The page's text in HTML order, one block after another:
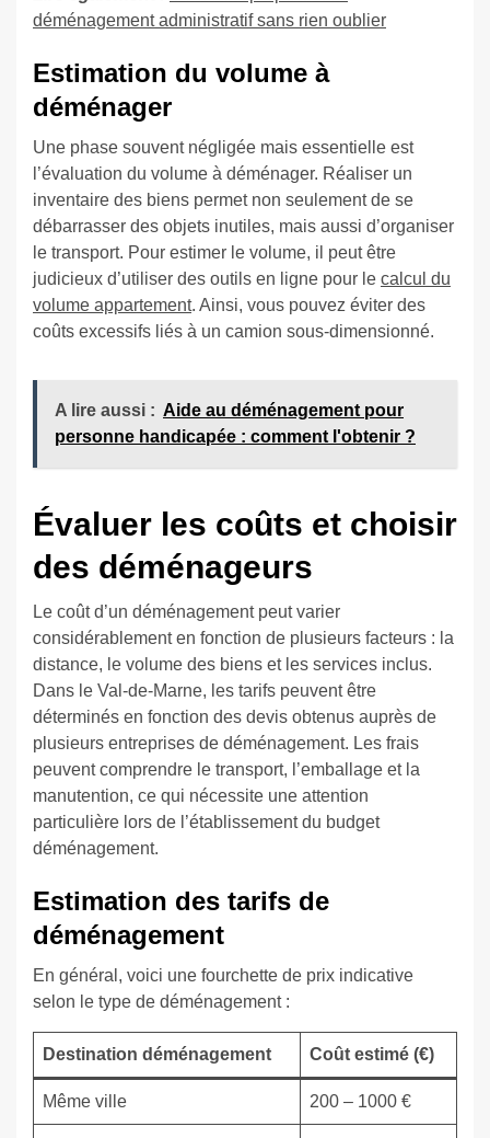
déménagement administratif sans rien oublier
Estimation du volume à
déménager
Une phase souvent négligée mais essentielle est
l’évaluation du volume à déménager. Réaliser un
inventaire des biens permet non seulement de se
débarrasser des objets inutiles, mais aussi d’organiser
le transport. Pour estimer le volume, il peut être
judicieux d’utiliser des outils en ligne pour le calcul du
volume appartement. Ainsi, vous pouvez éviter des
coûts excessifs liés à un camion sous-dimensionné.
A lire aussi : Aide au déménagement pour
personne handicapée : comment l'obtenir ?
Évaluer les coûts et choisir
des déménageurs
Le coût d’un déménagement peut varier
considérablement en fonction de plusieurs facteurs : la
distance, le volume des biens et les services inclus.
Dans le Val-de-Marne, les tarifs peuvent être
déterminés en fonction des devis obtenus auprès de
plusieurs entreprises de déménagement. Les frais
peuvent comprendre le transport, l’emballage et la
manutention, ce qui nécessite une attention
particulière lors de l’établissement du budget
déménagement.
Estimation des tarifs de
déménagement
En général, voici une fourchette de prix indicative
selon le type de déménagement :
Destination déménagement Coût estimé (€)
Même ville 200 – 1000 €